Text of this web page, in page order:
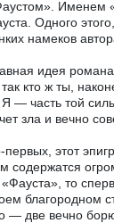
Именем
Одного
намеков
идея
так кто ж ты,
— часть той
зла и вечно
первых, этот
содержатся
«Фауста», то
благородном
— две вечно